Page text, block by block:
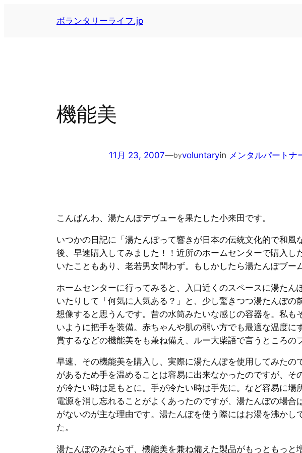
ボランタリーライフ.jp
機能美
11月 23, 2007—byvoluntaryin メンタルパートナ
こんばんわ、湯たんぽデヴューを果たした小来田です。
いつかの日記に「湯たんぽって響きが日本の伝統文化的で和
後、早速購入してみました！！近所のホームセンターで購入
いたこともあり、老若男女問わず。もしかしたら湯たんぽブー
ホームセンターに行ってみると、入口近くのスペースに湯た
いたりして「何気に人気ある？」と、少し驚きつつ湯たんぽ
想像すると思うんです。昔の水筒みたいな感じの容器を。私
いように把手を装備。赤ちゃんや肌の弱い方でも最適な温度
賞するなどの機能美をも兼ね備え、ルー大柴語で言うところの
早速、その機能美を購入し、実際に湯たんぽを使用してみた
があるため手を温めることは容易に出来なかったのですが、
が冷たい時は足もとに。手が冷たい時は手先に。など容易に
電源を消し忘れることがよくあったのですが、湯たんぽの場
がないのが主な理由です。湯たんぽを使う際にはお湯を沸か
た。
湯たんぽのみならず、機能美を兼ね備えた製品がもっともっと